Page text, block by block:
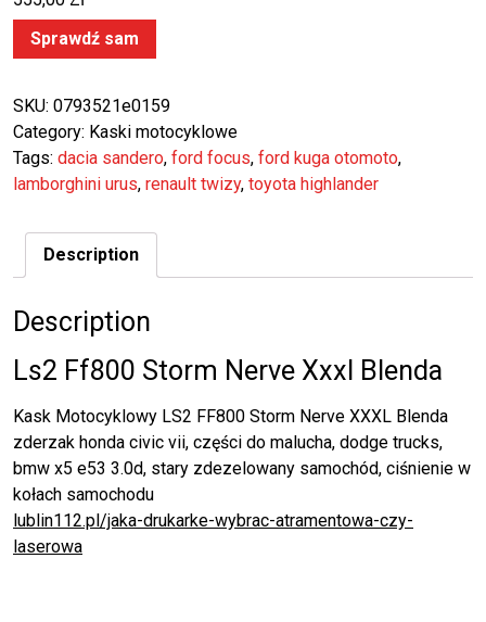
Sprawdź sam
SKU: 0793521e0159
Category: Kaski motocyklowe
Tags: dacia sandero, ford focus, ford kuga otomoto,
lamborghini urus, renault twizy, toyota highlander
Description
Description
Ls2 Ff800 Storm Nerve Xxxl Blenda
Kask Motocyklowy LS2 FF800 Storm Nerve XXXL Blenda
zderzak honda civic vii, części do malucha, dodge trucks,
bmw x5 e53 3.0d, stary zdezelowany samochód, ciśnienie w
kołach samochodu
lublin112.pl/jaka-drukarke-wybrac-atramentowa-czy-
laserowa